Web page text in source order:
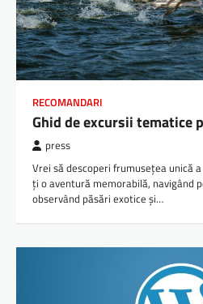
RECOMANDARI
Ghid de excursii
press
Vrei să descoperi frumusețea unică
ți o aventură memorabilă, navigând
observând păsări exotice și…